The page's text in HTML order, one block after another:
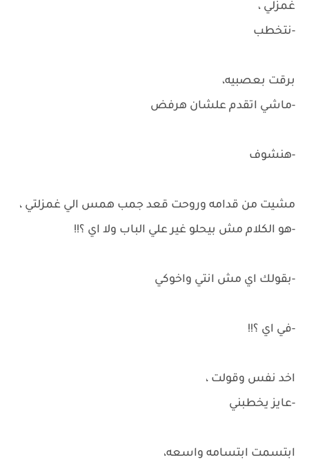
غمزلي ،
-نتخطب
برقت بعصبيه،
-ماشي اتقدم علشان هرفض
-هنشوف
مشيت من قدامه وروحت قعد جمب همس الي غمزلتي ،
-هو الكلام مش بيحلو غير علي الباب ولا اي ؟!!
-بقولك اي مش انتي واخوكي
-في اي ؟!!
اخد نفس وقولت ،
-عايز يخطبني
ابتسمت ابتسامه واسعه،